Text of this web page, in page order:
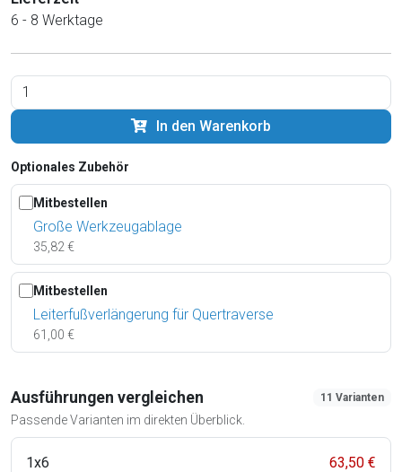
6 - 8 Werktage
In den Warenkorb
Optionales Zubehör
Mitbestellen
Große Werkzeugablage
35,82 €
Mitbestellen
Leiterfußverlängerung für Quertraverse
61,00 €
Ausführungen vergleichen
Passende Varianten im direkten Überblick.
11 Varianten
1x6 63,50 €